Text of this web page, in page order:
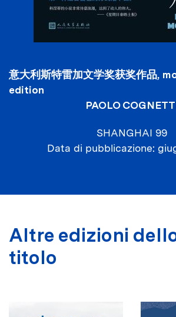
意大利斯特雷加文学奖获奖作品,
edition
PAOLO
SHANGHAI 99
Data di pubblicazione
Altre edizioni
titolo